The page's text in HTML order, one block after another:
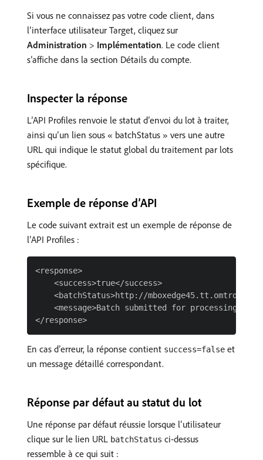
Si vous ne connaissez pas votre code client, dans
l’interface utilisateur Target, cliquez sur
Administration > Implémentation. Le code client
s’affiche dans la section Détails du compte.
Inspecter la réponse
L’API Profiles renvoie le statut d’envoi du lot à traiter,
ainsi qu’un lien sous « batchStatus » vers une autre
URL qui indique le statut global du traitement par lots
spécifique.
Exemple de réponse d’API
Le code suivant extrait est un exemple de réponse de
l’API Profiles :
<response>
    <success>true</success>
<batchStatus>http://
<message>Batch submitted for processing</
En cas d’erreur, la réponse contient success=false et
un message détaillé correspondant.
Réponse par défaut au statut du lot
Une réponse par défaut réussie lorsque l’utilisateur
clique sur le lien URL batchStatus ci-dessus
ressemble à ce qui suit :